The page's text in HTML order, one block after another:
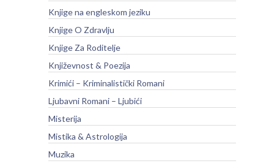
Knjige na engleskom jeziku
Knjige O Zdravlju
Knjige Za Roditelje
Književnost & Poezija
Krimići – Kriminalistički Romani
Ljubavni Romani – Ljubići
Misterija
Mistika & Astrologija
Muzika